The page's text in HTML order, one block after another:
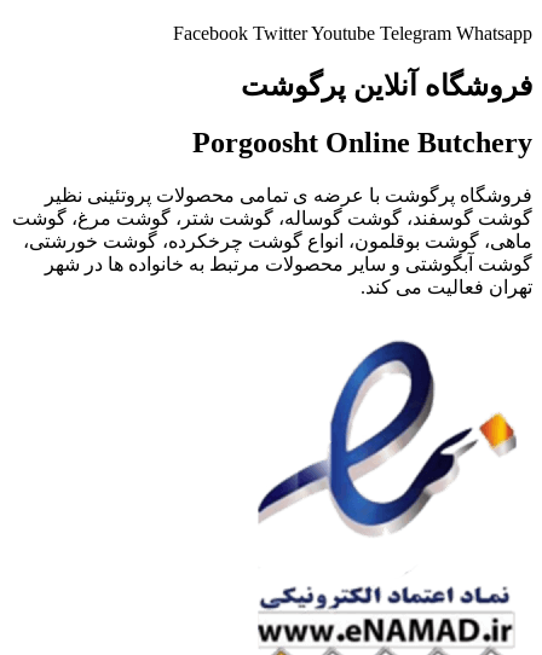
Facebook TwitterYoutube Telegram Whatsapp
فروشگاه آنلاین پرگوشت
Porgoosht Online Butchery
فروشگاه پرگوشت با عرضه ی تمامی محصولات پروتئینی نظیر
گوشت گوسفند، گوشت گوساله، گوشت شتر، گوشت مرغ، گوشت
ماهی، گوشت بوقلمون، انواع گوشت چرخکرده، گوشت خورشتی،
گوشت آبگوشتی و سایر محصولات مرتبط به خانواده ها در شهر
تهران فعالیت می کند.